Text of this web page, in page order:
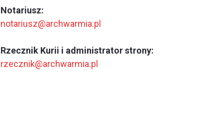
Notariusz:
notariusz@archwarmia.pl
Rzecznik Kurii i administrator strony:
rzecznik@archwarmia.pl